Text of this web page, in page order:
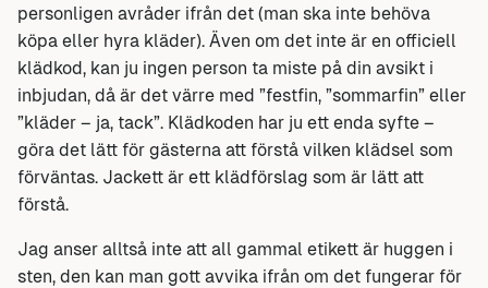
personligen avråder ifrån det (man ska inte behöva
köpa eller hyra kläder). Även om det inte är en officiell
klädkod, kan ju ingen person ta miste på din avsikt i
inbjudan, då är det värre med ”festfin, ”sommarfin” eller
”kläder – ja, tack”. Klädkoden har ju ett enda syfte –
göra det lätt för gästerna att förstå vilken klädsel som
förväntas. Jackett är ett klädförslag som är lätt att
förstå.
Jag anser alltså inte att all gammal etikett är huggen i
sten, den kan man gott avvika ifrån om det fungerar för